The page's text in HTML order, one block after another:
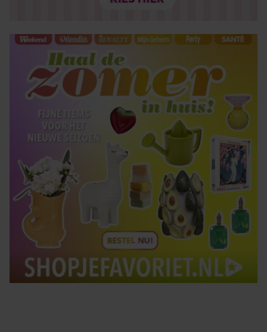
verzameld op basis van uw gebruik van hun services. U
gaat akkoord met onze cookies als u onze website blijft
gebruiken.